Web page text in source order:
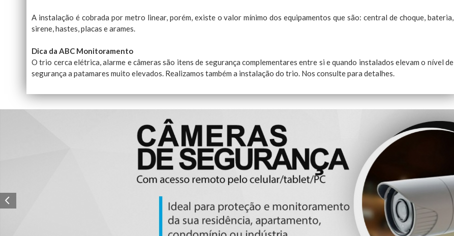
A instalação é cobrada por metro linear, porém, existe o valor mínimo dos equipamentos que são: central de choque, bateria,
sirene, hastes, placas e arames.
Dica da ABC Monitoramento
O trio cerca elétrica, alarme e câmeras são itens de segurança complementares entre si e quando instalados elevam o nível de
segurança a patamares muito elevados. Realizamos também a instalação do trio. Nos consulte para detalhes.